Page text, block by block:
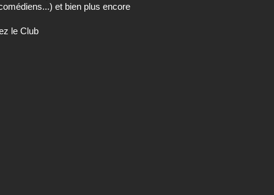
et bien plus encore
le Club